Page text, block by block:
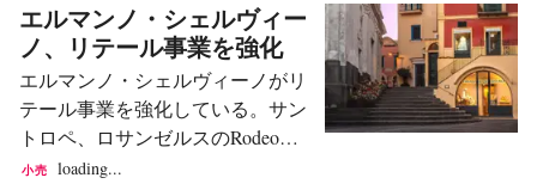
は、ラディカルかつ今日的な問い
である。「物理的に存在する前
に、身体が生成、改変、構築され
うるとしたら、身体に何が起こる
のか？」。ヴェンクシュテルン
は、人形、マネキン、彫刻的なフ
争力と成長にとってそうであるの
と同じ意味を持つ。これは、イタ
リアのノヴェンタ・ヴィチェンテ
ィーナに拠点を置くOTBグループ
（以下、OTB）の生産・物流プラ
ットフォームであるスタッフ・イ
エルマンノ・シェルヴィー
ノ、リテール事業を強化
エルマンノ・シェルヴィーノがリ
テール事業を強化している。サン
トロペ、ロサンゼルスのRodeo
Drive、北京、カプリ、タオルミー
小売 loading...